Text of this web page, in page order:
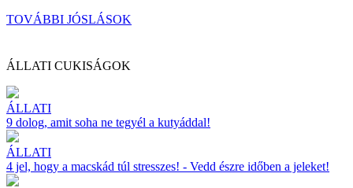
TOVÁBBI JÓSLÁSOK
ÁLLATI CUKISÁGOK
ÁLLATI
9 dolog, amit soha ne tegyél a kutyáddal!
ÁLLATI
4 jel, hogy a macskád túl stresszes! - Vedd észre időben a jeleket!